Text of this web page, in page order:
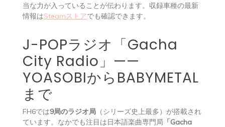
当な力が入っていることが伝わります。収録車種の最新
情報はSteamストアでも確認できます。
J-POPラジオ「Gacha
City Radio」——
YOASOBIからBABYMETAL
まで
FH6では9局のラジオ局（シリーズ史上最多）が搭載され
ています。なかでも注目は日本語楽曲専門局 「Gacha